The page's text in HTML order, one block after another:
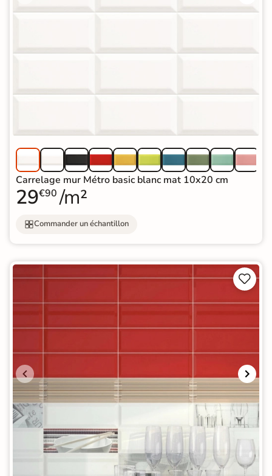
Carrelage mur Métro basic blanc mat 10x20 cm
29€90 /m²
Commander un échantillon

